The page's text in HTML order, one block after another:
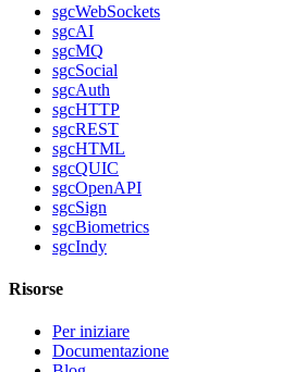
sgcWebSockets
sgcAI
sgcMQ
sgcSocial
sgcAuth
sgcHTTP
sgcREST
sgcHTML
sgcQUIC
sgcOpenAPI
sgcSign
sgcBiometrics
sgcIndy
Risorse
Per iniziare
Documentazione